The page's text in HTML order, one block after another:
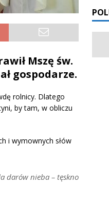
Mszę św.
gospodarze.
rolnicy. Dlatego
by tam, w obliczu
i wymownych słów
darów nieba – tęskno